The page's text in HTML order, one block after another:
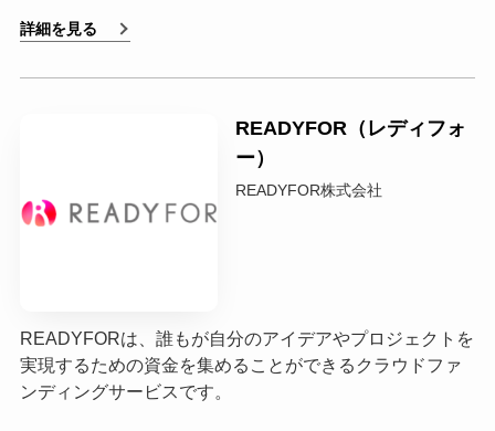
詳細を見る
READYFOR（レディフォ
ー）
READYFOR株式会社
READYFORは、誰もが自分のアイデアやプロジェクトを
実現するための資金を集めることができるクラウドファ
ンディングサービスです。